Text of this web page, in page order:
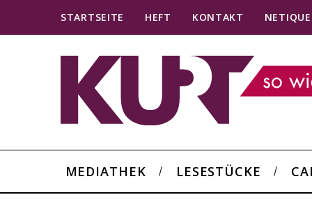
STARTSEITE HEFT KONTAKT
MEDIATHEK LESESTÜCKE